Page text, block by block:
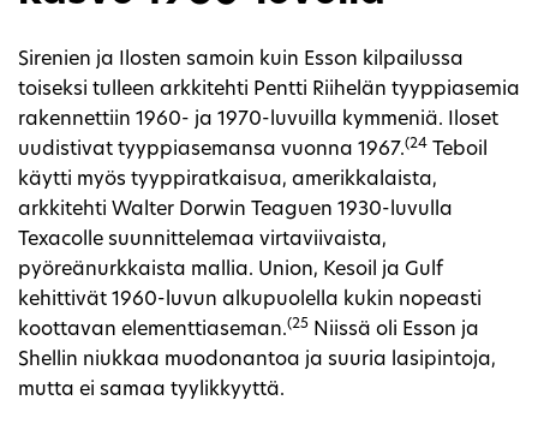
Sirenien ja Ilosten samoin kuin Esson kilpailussa
toiseksi tulleen arkkitehti Pentti Riihelän tyyppiasemia
rakennettiin 1960- ja 1970-luvuilla kymmeniä. Iloset
uudistivat tyyppiasemansa vuonna 1967.(24
Teboil
käytti myös tyyppiratkaisua, amerikkalaista,
arkkitehti Walter Dorwin Teaguen 1930-luvulla
Texacolle suunnittelemaa virtaviivaista,
pyöreänurkkaista mallia. Union, Kesoil ja Gulf
kehittivät 1960-luvun alkupuolella kukin nopeasti
koottavan elementtiaseman.(25 Niissä oli Esson ja
Shellin niukkaa muodonantoa ja suuria lasipintoja,
mutta ei samaa tyylikkyyttä.